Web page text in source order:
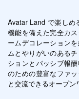
Avatar Land で楽しめ
機能を備えた完全カ
ームデコレーション
ムとやりがいのある
ションとパッシブ報
のための豊富なファ
と交流できるオープ